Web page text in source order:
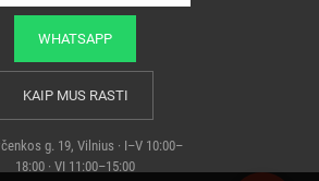
WHATSAPP
KAIP MUS RASTI
g. 19, Vilnius · I–V 10:00–
18:00 · VI 11:00–15:00